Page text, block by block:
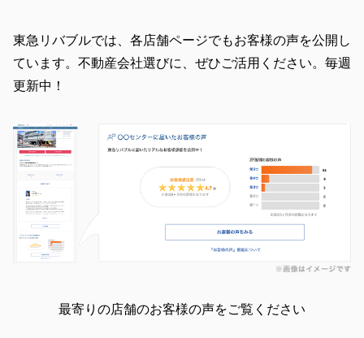
東急リバブルでは、各店舗ページでもお客様の声を公開し
ています。不動産会社選びに、ぜひご活用ください。毎週
更新中！
最寄りの店舗のお客様の声をご覧ください